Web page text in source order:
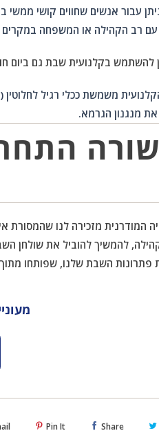
עבור אנשים שחווים קושי
עם רב הקהילה או המשפחה במקרים
להשתמש בקלנועית שבת גם ביום
משמשת ככלי רגיל
מנגנון הגרמא.
המודרנית מזכירה לנו
להמשיך להוביל את שולחן
פתרונות השבת שלנו, שפותחו
Share
Pin It